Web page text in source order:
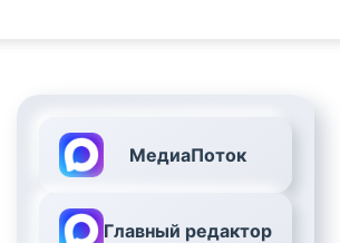
МедиаПоток
Главный редактор